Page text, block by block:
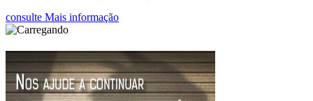
consulte Mais informação